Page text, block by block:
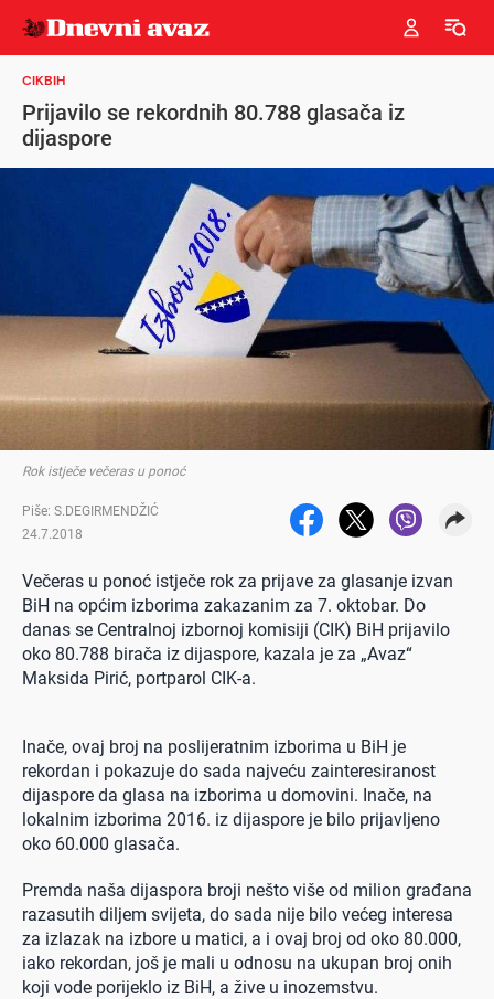
CIKBIH
Prijavilo se rekordnih 80.788 glasača iz
dijaspore
Rok istječe večeras u ponoć
Piše: S.DEGIRMENDŽIĆ
24.7.2018
Večeras u ponoć istječe rok za prijave za glasanje izvan
BiH na općim izborima zakazanim za 7. oktobar. Do
danas se Centralnoj izbornoj komisiji (CIK) BiH prijavilo
oko 80.788 birača iz dijaspore, kazala je za „Avaz“
Maksida Pirić, portparol CIK-a.
Inače, ovaj broj na poslijeratnim izborima u BiH je
rekordan i pokazuje do sada najveću zainteresiranost
dijaspore da glasa na izborima u domovini. Inače, na
lokalnim izborima 2016. iz dijaspore je bilo prijavljeno
oko 60.000 glasača.
Premda naša dijaspora broji nešto više od milion građana
razasutih diljem svijeta, do sada nije bilo većeg interesa
za izlazak na izbore u matici, a i ovaj broj od oko 80.000,
iako rekordan, još je mali u odnosu na ukupan broj onih
koji vode porijeklo iz BiH, a žive u inozemstvu.